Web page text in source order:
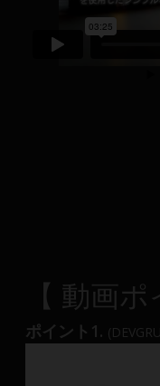
【 動画ポ
ポイント1.